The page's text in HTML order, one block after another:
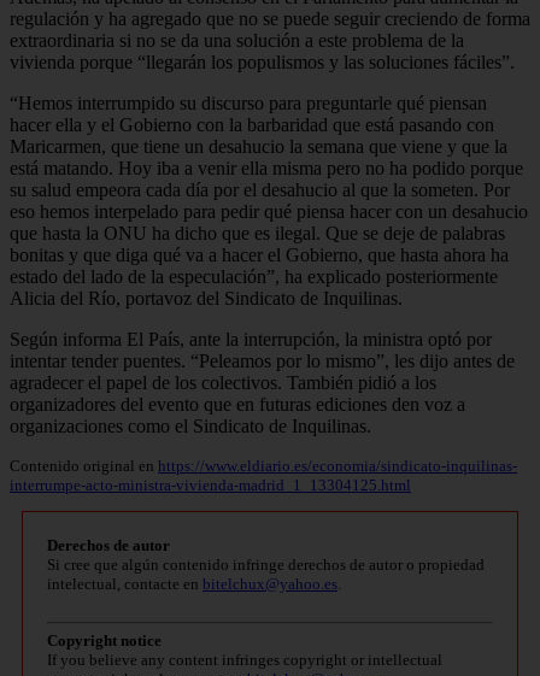
regulación y ha agregado que no se puede seguir creciendo de forma
extraordinaria si no se da una solución a este problema de la
vivienda porque “llegarán los populismos y las soluciones fáciles”.
“Hemos interrumpido su discurso para preguntarle qué piensan
hacer ella y el Gobierno con la barbaridad que está pasando con
Maricarmen, que tiene un desahucio la semana que viene y que la
está matando. Hoy iba a venir ella misma pero no ha podido porque
su salud empeora cada día por el desahucio al que la someten. Por
eso hemos interpelado para pedir qué piensa hacer con un desahucio
que hasta la ONU ha dicho que es ilegal. Que se deje de palabras
bonitas y que diga qué va a hacer el Gobierno, que hasta ahora ha
estado del lado de la especulación”, ha explicado posteriormente
Alicia del Río, portavoz del Sindicato de Inquilinas.
Según informa El País, ante la interrupción, la ministra optó por
intentar tender puentes. “Peleamos por lo mismo”, les dijo antes de
agradecer el papel de los colectivos. También pidió a los
organizadores del evento que en futuras ediciones den voz a
organizaciones como el Sindicato de Inquilinas.
Contenido original en https://www.eldiario.es/economia/sindicato-inquilinas-
interrumpe-acto-ministra-vivienda-madrid_1_13304125.html
Derechos de autor
Si cree que algún contenido infringe derechos de autor o propiedad
intelectual, contacte en bitelchux@yahoo.es.
Copyright notice
If you believe any content infringes copyright or intellectual